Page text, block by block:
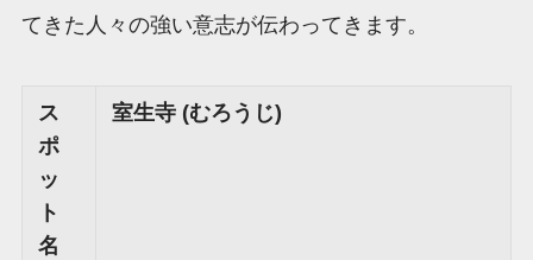
てきた人々の強い意志が伝わってきます。
ス
ポ
ッ
ト
名
室生寺 (むろうじ)